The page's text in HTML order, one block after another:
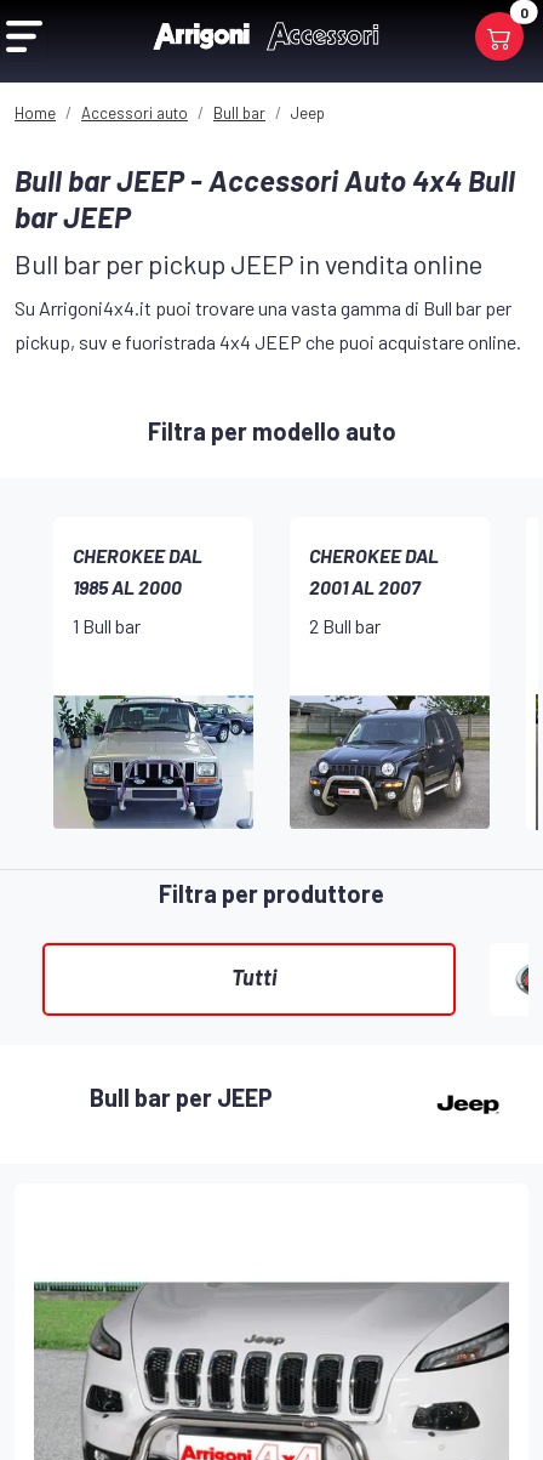
0
Home Accessori auto Bull bar Jeep
Bull bar JEEP - Accessori Auto 4x4 Bull
bar JEEP
Bull bar per pickup JEEP in vendita online
Su Arrigoni4x4.it puoi trovare una vasta gamma di Bull bar per
pickup, suv e fuoristrada 4x4 JEEP che puoi acquistare online.
Filtra per modello auto
CHEROKEE DAL
1985 AL 2000
1 Bull bar
CHEROKEE DAL
2001 AL 2007
2 Bull bar
Filtra per produttore
Tutti
Bull bar per JEEP